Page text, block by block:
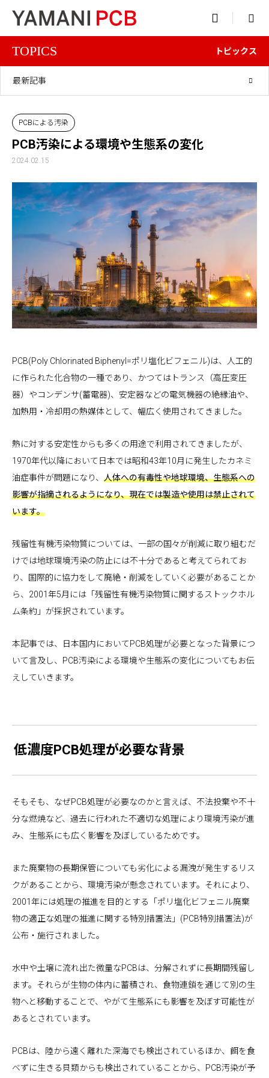

TOPICS トピックス
最新記事
PCBによる汚染
PCB汚染による環境や生態系の変化
2024.02.15
PCB(Poly Chlorinated Biphenyl=ポリ塩化ビフェニル)は、人工的
に作られた化合物の一種であり、かつてはトランス（高圧変圧
器）やコンデンサ(蓄電器)、安定器などの電気機器の絶縁油や、
加熱用・冷却用の熱媒体として、幅広く使用されてきました。
熱に対する安定性からも多くの用途で利用されてきましたが、
1970年代以降において日本では昭和43年10月に発生したカネミ
油症事件が問題になり、 人体への有毒性や地球環境、生態系への
影響が指摘されるようになり、現在では製造や使用は禁止されて
います。
残留性有機汚染物質については、一部の国々が削減に取り組むだ
けでは地球環境汚染の防止には不十分であると考えてられてお
り、国際的に協力をして廃絶・削減をしていく必要があることか
ら、2001年5月には「残留性有機汚染物質に関するストックホル
ム条約」が採択されています。
本記事では、日本国内においてPCB処理が必要となった背景につ
いて言及し、PCB汚染による環境や生態系の変化についてもお伝
えしていきます。
低濃度PCB処理が必要な背景
そもそも、なぜPCB処理が必要なのかと言えば、不法投棄や不十
分な燃焼など、過去に行われた不適切な処理により環境汚染が進
み、生態系にも広く影響を及ぼしているためです。
また廃棄物の長期保管についても劣化による漏洩が発生するリス
クがあることから、環境汚染が懸念されています。それにより、
2001年には処理の推進を目的とする「ポリ塩化ビフェニル廃棄
物の適正な処理の推進に関する特別措置法」(PCB特別措置法)が
公布・施行されました。
水中や土壌に流れ出た微量なPCBは、分解されずに長期間残留し
ます。それらが生物の体内に蓄積され、食物連鎖を通じて別の生
物へと移動することで、やがて生態系にも影響を及ぼす可能性が
あるとされています。
PCBは、陸から遠く離れた深海でも検出されているほか、餌を食
べずに生きる貝類からも検出されていることから、PCB汚染が予